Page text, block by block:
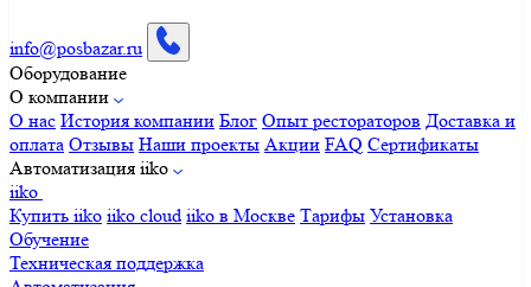
info@posbazar.ru
Оборудование
О компании
О нас История компании Блог Опыт рестораторов Доставка и
оплата Отзывы Наши проекты Акции FAQ Сертификаты
Автоматизация iiko
iiko
Купить iiko iiko cloud iiko в Москве Тарифы Установка
Обучение
Техническая поддержка